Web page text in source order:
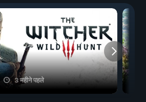
3 महीने पहले